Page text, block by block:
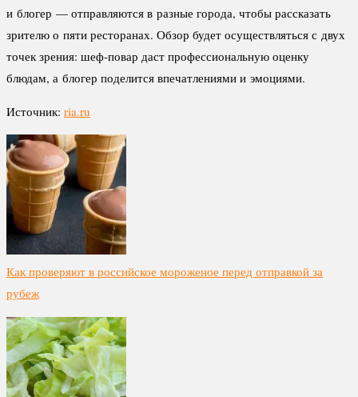
и блогер — отправляются в разные города, чтобы рассказать
зрителю о пяти ресторанах. Обзор будет осуществляться с двух
точек зрения: шеф-повар даст профессиональную оценку
блюдам, а блогер поделится впечатлениями и эмоциями.
Источник: ria.ru
Как проверяют в российское мороженое перед отправкой за
рубеж